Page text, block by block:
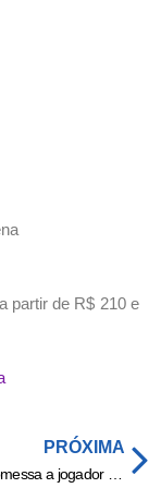
partir de R$ 210 e
PRÓXIMA